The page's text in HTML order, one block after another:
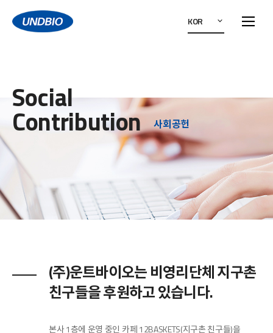
KOR
Social
Contribution 사회공헌
(주)운트바이오는 비영리단체 지구촌
친구들을 후원하고 있습니다.
본사 1층에 운영 중인 카페 12BASKETS(지구촌 친구들)을